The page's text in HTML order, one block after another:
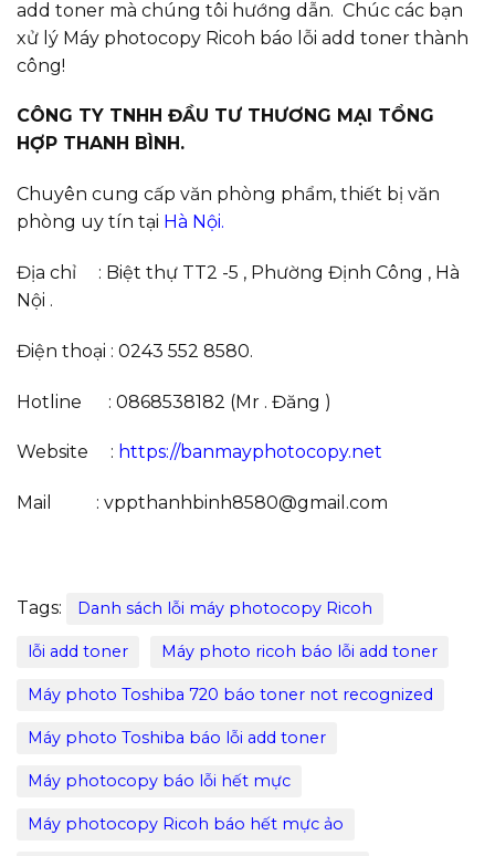
add toner mà chúng tôi hướng dẫn. Chúc các bạn
xử lý Máy photocopy Ricoh báo lỗi add toner thành
công!
CÔNG TY TNHH ĐẦU TƯ THƯƠNG MẠI TỔNG
HỢP THANH BÌNH.
Chuyên cung cấp văn phòng phẩm, thiết bị văn
phòng uy tín tại Hà Nội.
Địa chỉ : Biệt thự TT2 -5 , Phường Định Công , Hà
Nội .
Điện thoại : 0243 552 8580.
Hotline : 0868538182 (Mr . Đăng )
Website : https://banmayphotocopy.net
Mail : vppthanhbinh8580@gmail.com
Tags: Danh sách lỗi máy photocopy Ricoh
lỗi add toner Máy photo ricoh báo lỗi add toner
Máy photo Toshiba 720 báo toner not recognized
Máy photo Toshiba báo lỗi add toner
Máy photocopy báo lỗi hết mực
Máy photocopy Ricoh báo hết mực ảo